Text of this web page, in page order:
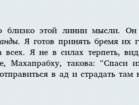
близко этой линии мысли.
. Я готов принять бремя их
всех. Я не в силах терпеть,
Махапрабху, такова: “Спаси
в ад и страдать там